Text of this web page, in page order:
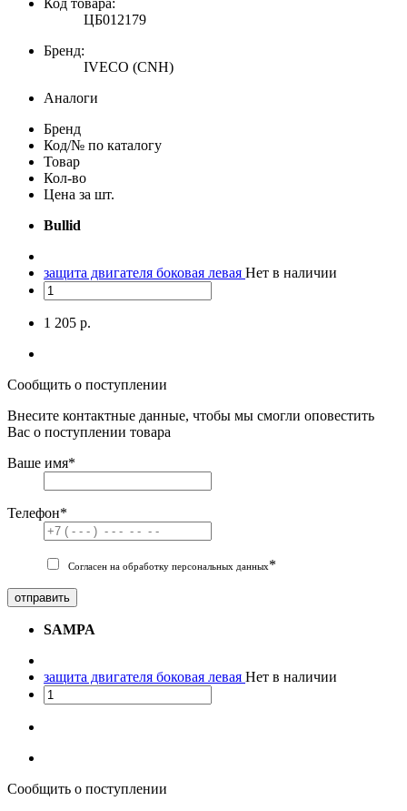
ЦБ012179
Бренд:
IVECO (CNH)
Аналоги
Бренд
Код/№ по каталогу
Товар
Кол-во
Цена за шт.
Bullid
защита двигателя боковая левая Нет в наличии
1 205 р.
Сообщить о поступлении
Внесите контактные данные, чтобы мы смогли оповестить
Вас о поступлении товара
Ваше имя*
Телефон*
Согласен на обработку персональных данных*
отправить
SAMPA
защита двигателя боковая левая Нет в наличии
Сообщить о поступлении